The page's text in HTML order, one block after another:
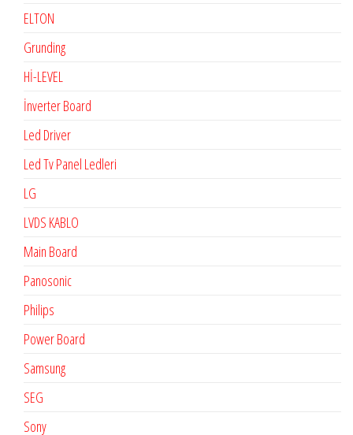
ELTON
Grunding
Hİ-LEVEL
İnverter Board
Led Driver
Led Tv Panel Ledleri
LG
LVDS KABLO
Main Board
Panosonic
Philips
Power Board
Samsung
SEG
Sony